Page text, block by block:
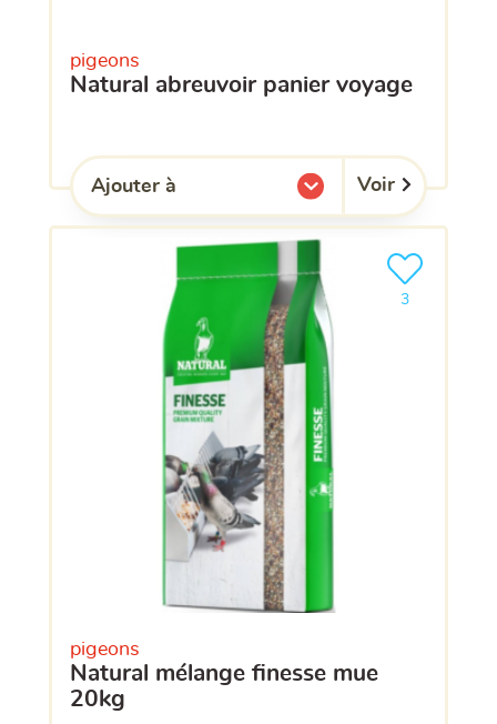
pigeons
natural abreuvoir panier voyage
Ajouter à
l'une de mes listes. Voir
pigeons
natural mélange finesse mue
20kg
3
Ajouter le
clients ont